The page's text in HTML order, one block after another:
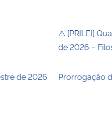
⚠ [PRILEI]
de 2026 –
de 2026
Prorrogação